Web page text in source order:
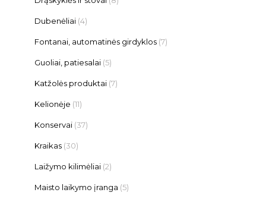
Dubenėliai (4)
Fontanai, automatinės girdyklos (7)
Guoliai, patiesalai (5)
Katžolės produktai (7)
Kelionėje (11)
Konservai (37)
Kraikas (30)
Laižymo kilimėliai (2)
Maisto laikymo įranga (5)